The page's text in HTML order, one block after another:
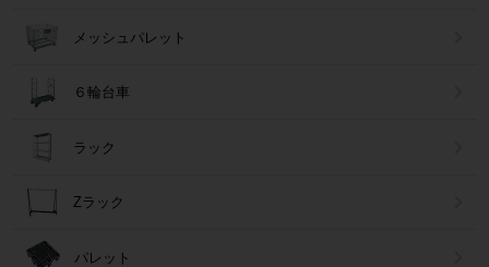
メッシュパレット
６輪台車
ラック
Zラック
パレット